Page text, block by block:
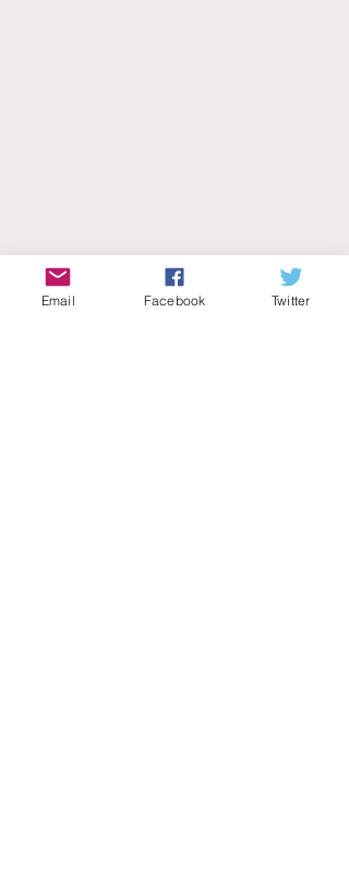
Email Facebook Twitter